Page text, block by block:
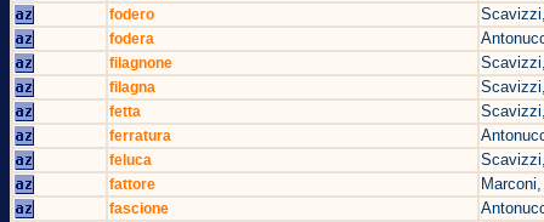
fodero
fodera
filagnone
filagna
fetta
ferratura
feluca
fattore
fascione